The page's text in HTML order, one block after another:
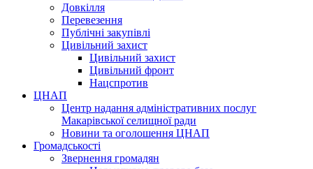
Довкілля
Перевезення
Публічні закупівлі
Цивільний захист
Цивільний захист
Цивільний фронт
Нацспротив
ЦНАП
Центр надання адміністративних послуг
Макарівської селищної ради
Новини та оголошення ЦНАП
Громадськості
Звернення громадян